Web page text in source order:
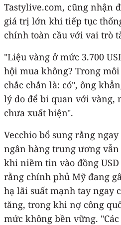
Tastylive.com, cũng nhận
giá trị lớn khi tiếp tục
chính toàn cầu với vai trò
"Liệu vàng ở mức 3.700
hội mua không? Trong
chắc chắn là: có", ông
lý do để bi quan với vàng,
chưa xuất hiện".
Vecchio bổ sung rằng
ngân hàng trung ương
khi niềm tin vào đồng
rằng chính phủ Mỹ đang
hạ lãi suất mạnh tay ngay
tăng, trong khi nợ công
mức không bền vững.